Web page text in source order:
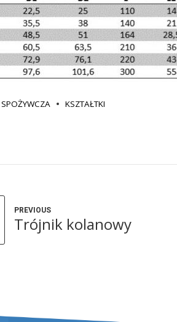
KSZTAŁTKI
PREVIOUS
Trójnik kolanowy